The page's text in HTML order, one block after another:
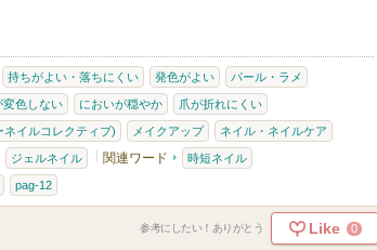
持ちがよい・落ちにくい 発色がよい パール・ラメ
変色しない においが穏やか 爪が折れにくい
ネイルコレクティブ) メイクアップ ネイル・ネイルケア
ジェルネイル 関連ワード 時短ネイル
pag-12
参考にしたい！ありがとう Like 0